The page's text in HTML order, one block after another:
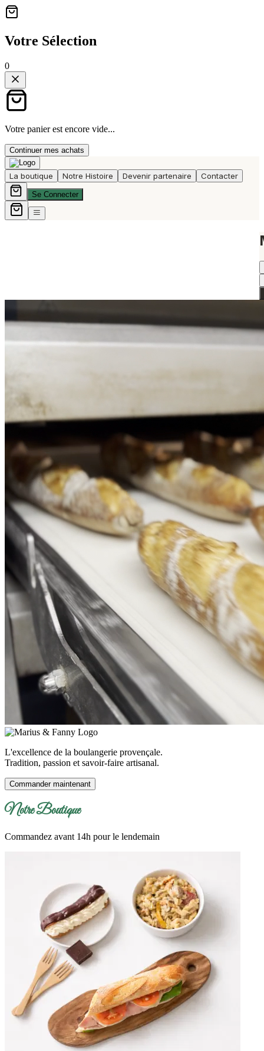
Votre Sélection
0
Votre panier est encore vide...
Continuer mes achats
La boutique Notre Histoire Devenir partenaire Contacter
Se Connecter
L'excellence de la boulangerie provençale.
Tradition, passion et savoir-faire artisanal.
Commander maintenant
Notre Boutique
Commandez avant 14h pour le lendemain